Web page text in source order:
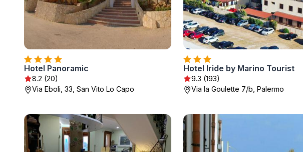
Hotel Panoramic
8.2 (20)
Via Eboli, 33, San Vito Lo Capo
Hotel Iride by Marino Tourist
9.3 (193)
Via la Goulette 7/b, Palermo